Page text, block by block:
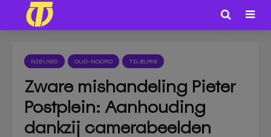
NIEUWS OUD-NOORD TILBURG
Zware mishandeling Pieter
Postplein: Aanhouding
dankzij camerabeelden